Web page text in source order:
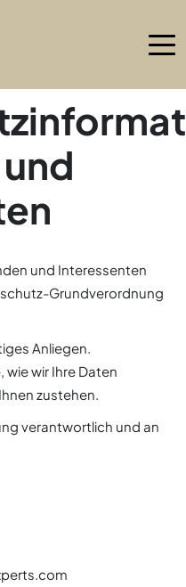
und Interessenten
Grundverordnung
Anliegen.
wir Ihre Daten
zustehen.
verantwortlich und an